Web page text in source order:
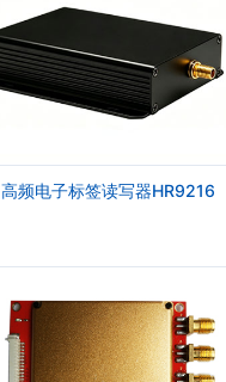
高频电子标签读写器HR9216